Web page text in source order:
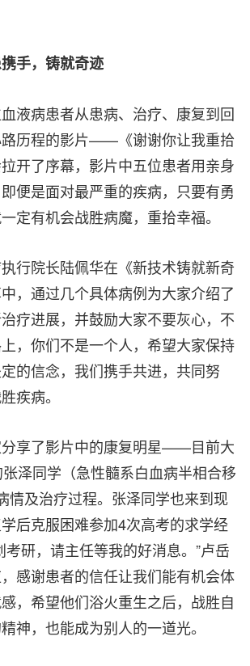
手，铸就奇迹
液病患者从患病、治疗、康复到回
路历程的影片——《谢谢你让我重拾
开了序幕，影片中五位患者用亲身
便是面对最严重的疾病，只要有勇
定有机会战胜病魔，重拾幸福。
行院长陆佩华在《新技术铸就新奇
，通过几个具体病例为大家介绍了
疗进展，并鼓励大家不要灰心，不
，你们不是一个人，希望大家保持
的信念，我们携手共进，共同努
疾病。
分享了影片中的康复明星——目前大
泽同学（急性髓系白血病半相合移
情及治疗过程。张泽同学也来到现
后克服困难参加4次高考的求学经
考研，请主任等我的好消息。”卢岳
感谢患者的信任让我们能有机会体
，希望他们浴火重生之后，战胜自
神，也能成为别人的一道光。